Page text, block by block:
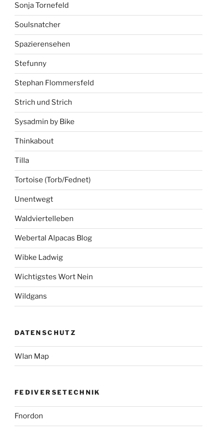
Sonja Tornefeld
Soulsnatcher
Spazierensehen
Stefunny
Stephan Flommersfeld
Strich und Strich
Sysadmin by Bike
Thinkabout
Tilla
Tortoise (Torb/Fednet)
Unentwegt
Waldviertelleben
Webertal Alpacas Blog
Wibke Ladwig
Wichtigstes Wort Nein
Wildgans
DATENSCHUTZ
Wlan Map
FEDIVERSETECHNIK
Fnordon